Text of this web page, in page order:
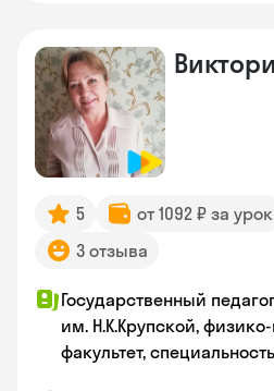
5 от 1092 ₽ за урок
3 отзыва
Государственный
им. Н.К.Крупской,
факультет,